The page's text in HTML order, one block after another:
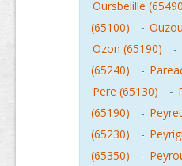
Oursbelille
(65100)
-
Ozon (65190)
-
(65240)
-
Pere (65130)
-
(65190)
-
(65230)
-
(65350)
-